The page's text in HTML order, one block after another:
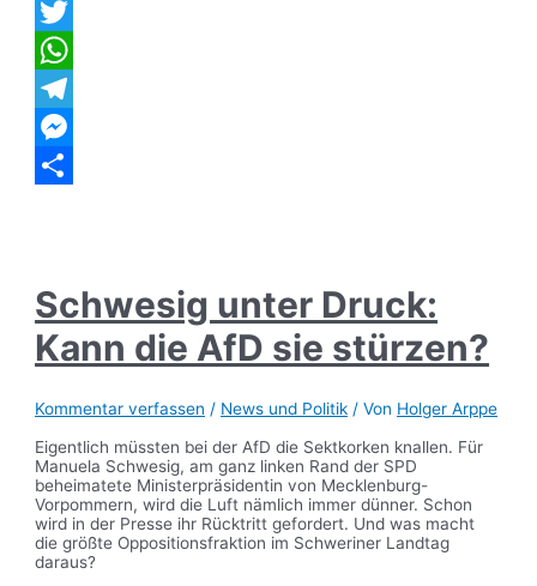
Facebook
Twitter
WhatsApp
Telegram
Messenger
Schwesig unter Druck:
Kann die AfD sie stürzen?
Kommentar verfassen / News und Politik / Von Holger Arppe
Eigentlich müssten bei der AfD die Sektkorken knallen. Für
Manuela Schwesig, am ganz linken Rand der SPD
beheimatete Ministerpräsidentin von Mecklenburg-
Vorpommern, wird die Luft nämlich immer dünner. Schon
wird in der Presse ihr Rücktritt gefordert. Und was macht
die größte Oppositionsfraktion im Schweriner Landtag
daraus?